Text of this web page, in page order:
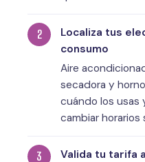
Localiza tus
consumo
Aire
secadora y
cuándo los usas
cambiar
Valida tu tarifa